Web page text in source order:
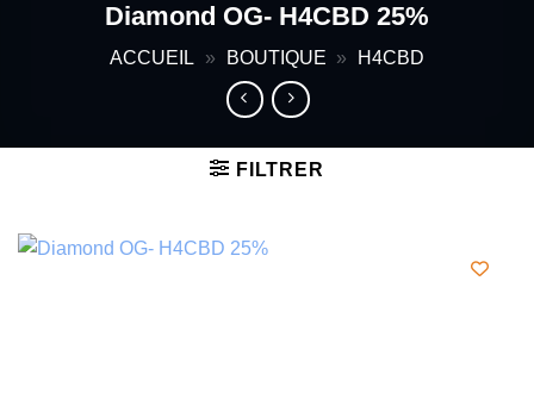
Diamond OG- H4CBD 25%
ACCUEIL » BOUTIQUE » H4CBD
FILTRER